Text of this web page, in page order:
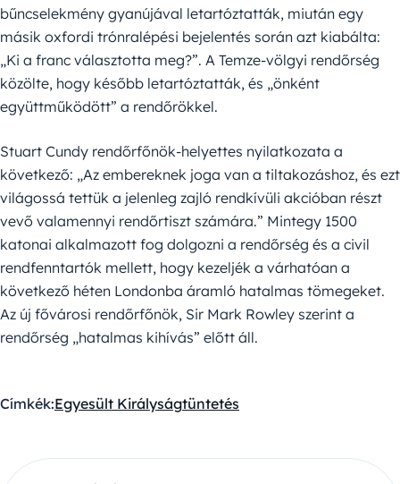
bűncselekmény gyanújával letartóztatták, miután egy
másik oxfordi trónralépési bejelentés során azt kiabálta:
„Ki a franc választotta meg?”. A Temze-völgyi rendőrség
közölte, hogy később letartóztatták, és „önként
együttműködött” a rendőrökkel.
Stuart Cundy rendőrfőnök-helyettes nyilatkozata a
következő: „Az embereknek joga van a tiltakozáshoz, és ezt
világossá tettük a jelenleg zajló rendkívüli akcióban részt
vevő valamennyi rendőrtiszt számára.” Mintegy 1500
katonai alkalmazott fog dolgozni a rendőrség és a civil
rendfenntartók mellett, hogy kezeljék a várhatóan a
következő héten Londonba áramló hatalmas tömegeket.
Az új fővárosi rendőrfőnök, Sir Mark Rowley szerint a
rendőrség „hatalmas kihívás” előtt áll.
Címkék:Egyesült Királyságtüntetés